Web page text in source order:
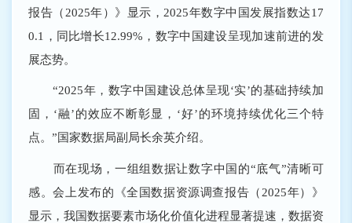
报告（2025年）》显示，2025年数字中国发展指数达17
0.1，同比增长12.99%，数字中国建设呈现加速前进的发
展态势。
“2025年，数字中国建设总体呈现‘实’的基础持续加
固，‘融’的效应不断彰显，‘好’的环境持续优化三个特
点。”国家数据局副局长余英介绍。
而在现场，一组组数据让数字中国的“底气”清晰可
感。会上发布的《全国数据资源调查报告（2025年）》
显示，我国数据要素市场化价值化进程显著提速，数据资